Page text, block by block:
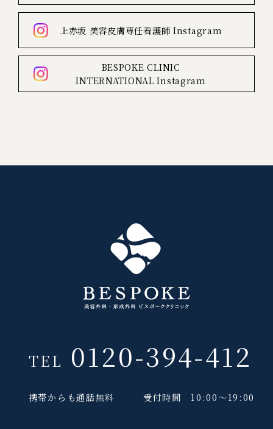
上赤坂 美容皮膚専任看護師 Instagram
BESPOKE CLINIC
INTERNATIONAL Instagram
TEL 0120-394-412
携帯からも通話無料 受付時間 10:00～19:00